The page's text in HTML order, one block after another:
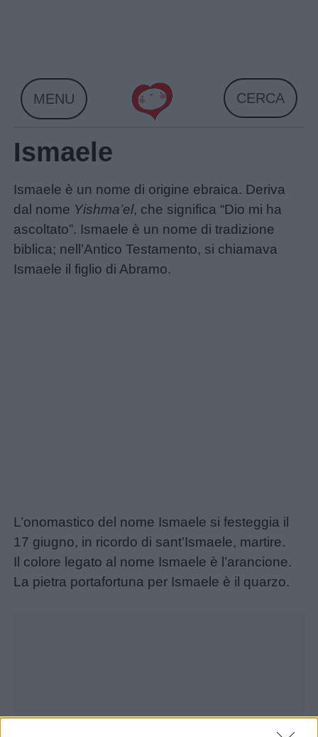
Home
MENU CERCA
Ismaele
Ismaele è un nome di origine ebraica. Deriva
dal nome Yishma’el, che significa “Dio mi ha
ascoltato”. Ismaele è un nome di tradizione
biblica; nell’Antico Testamento, si chiamava
Ismaele il figlio di Abramo.
L’onomastico del nome Ismaele si festeggia il
17 giugno, in ricordo di sant’Ismaele, martire.
Il colore legato al nome Ismaele è l’arancione.
La pietra portafortuna per Ismaele è il quarzo.